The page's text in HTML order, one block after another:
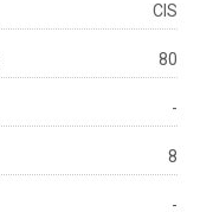
CIS
80
-
8
-